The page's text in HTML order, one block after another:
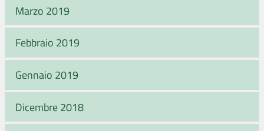
Marzo 2019
Febbraio 2019
Gennaio 2019
Dicembre 2018